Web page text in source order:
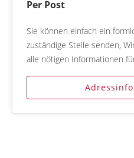
Per Post
Sie können einfach ein
zuständige Stelle senden,
alle nötigen Informationen